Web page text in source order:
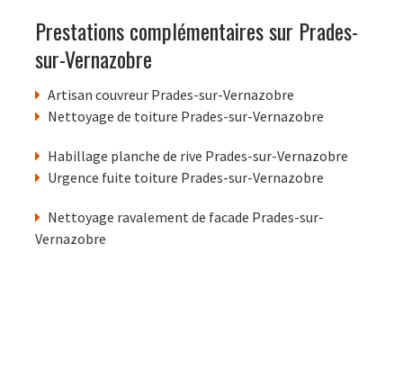
Prestations complémentaires sur Prades-
sur-Vernazobre
Artisan couvreur Prades-sur-Vernazobre
Nettoyage de toiture Prades-sur-Vernazobre
Habillage planche de rive Prades-sur-Vernazobre
Urgence fuite toiture Prades-sur-Vernazobre
Nettoyage ravalement de facade Prades-sur-
Vernazobre